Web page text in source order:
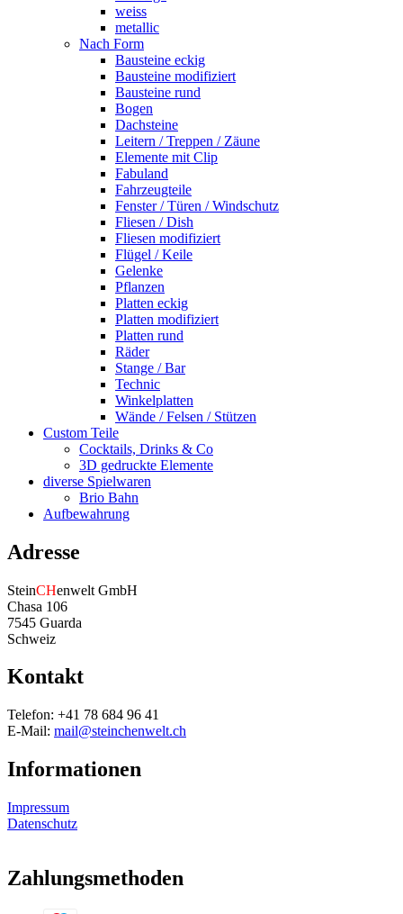
weiss
metallic
Nach Form
Bausteine eckig
Bausteine modifiziert
Bausteine rund
Bogen
Dachsteine
Leitern / Treppen / Zäune
Elemente mit Clip
Fabuland
Fahrzeugteile
Fenster / Türen / Windschutz
Fliesen / Dish
Fliesen modifiziert
Flügel / Keile
Gelenke
Pflanzen
Platten eckig
Platten modifiziert
Platten rund
Räder
Stange / Bar
Technic
Winkelplatten
Wände / Felsen / Stützen
Custom Teile
Cocktails, Drinks & Co
3D gedruckte Elemente
diverse Spielwaren
Brio Bahn
Aufbewahrung
Adresse
SteinCHenwelt GmbH
Chasa 106
7545 Guarda
Schweiz
Kontakt
Telefon: +41 78 684 96 41
E-Mail: mail@steinchenwelt.ch
Informationen
Impressum
Datenschutz
Zahlungsmethoden